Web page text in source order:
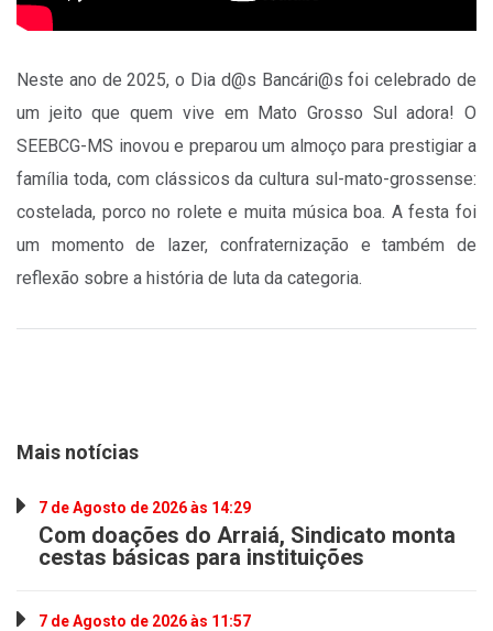
Neste ano de 2025, o Dia d@s Bancári@s foi celebrado de
um jeito que quem vive em Mato Grosso Sul adora! O
SEEBCG-MS inovou e preparou um almoço para prestigiar a
família toda, com clássicos da cultura sul-mato-grossense:
costelada, porco no rolete e muita música boa. Afesta foi
um momento de lazer, confraternização e também de
reflexão sobre a história de luta da categoria.
Mais notícias
7 de Agosto de 2026 às 14:29
Com doações do Arraiá, Sindicato monta
cestas básicas para instituições
7 de Agosto de 2026 às 11:57